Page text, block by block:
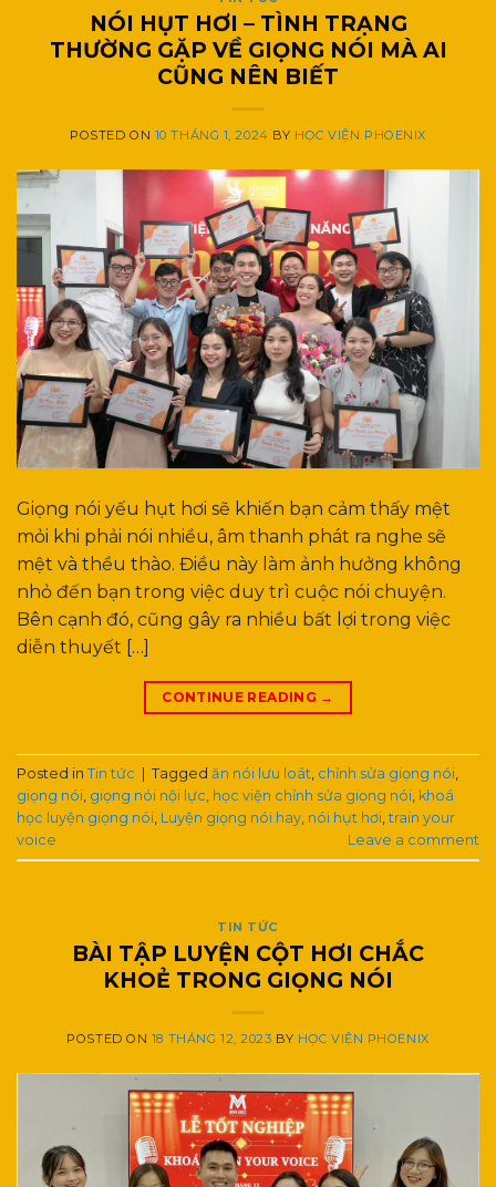
NÓI HỤT HƠI – TÌNH TRẠNG
THƯỜNG GẶP VỀ GIỌNG NÓI MÀ AI
CŨNG NÊN BIẾT
POSTED ON 10 THÁNG 1, 2024 BY HỌC VIỆN PHOENIX
Giọng nói yếu hụt hơi sẽ khiến bạn cảm thấy mệt
mỏi khi phải nói nhiều, âm thanh phát ra nghe sẽ
mệt và thều thào. Điều này làm ảnh hưởng không
nhỏ đến bạn trong việc duy trì cuộc nói chuyện.
Bên cạnh đó, cũng gây ra nhiều bất lợi trong việc
diễn thuyết […]
CONTINUE READING →
Posted in Tin tức | Tagged ăn nói lưu loát chỉnh sửa giọng nói
giọng nói giọng nói nội lực học viện chỉnh sửa giọng nói khoá
học luyện giọng nói Luyện giọng nói hay nói hụt hơi ,train your
voice
Leave a comment
TIN TỨC
BÀI TẬP LUYỆN CỘT HƠI CHẮC
KHOẺ TRONG GIỌNG NÓI
POSTED ON 18 THÁNG 12, 2023 BY HỌC VIỆN PHOENIX